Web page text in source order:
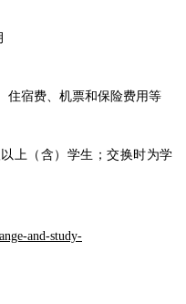
住宿费、机票和保险费用等
上（含）学生；交换时为学
and-study-